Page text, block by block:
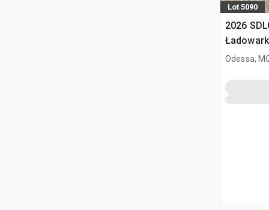
Lot 5090
2026
Odessa,